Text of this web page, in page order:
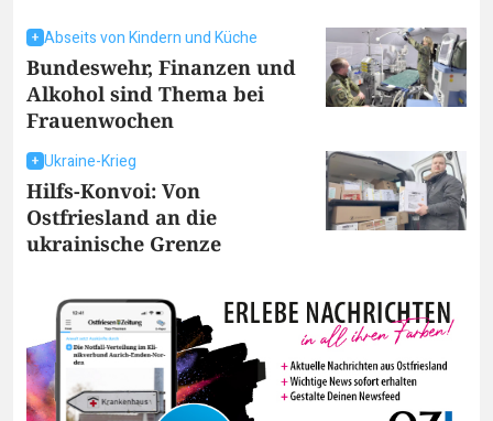
Abseits von Kindern und Küche
Bundeswehr, Finanzen und
Alkohol sind Thema bei
Frauenwochen
Ukraine-Krieg
Hilfs-Konvoi: Von
Ostfriesland an die
ukrainische Grenze